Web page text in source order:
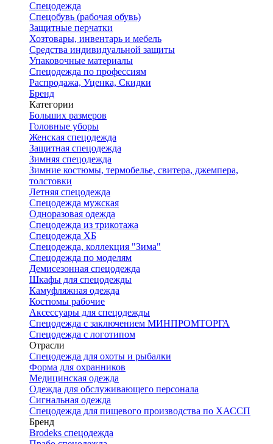
Спецодежда
Спецобувь (рабочая обувь)
Защитные перчатки
Хозтовары, инвентарь и мебель
Средства индивидуальной защиты
Упаковочные материалы
Спецодежда по профессиям
Распродажа, Уценка, Скидки
Бренд
Категории
Больших размеров
Головные уборы
Женская спецодежда
Защитная спецодежда
Зимняя спецодежда
Зимние костюмы, термобелье, свитера, джемпера,
толстовки
Летняя спецодежда
Спецодежда мужская
Одноразовая одежда
Спецодежда из трикотажа
Спецодежда ХБ
Спецодежда, коллекция "Зима"
Спецодежда по моделям
Демисезонная спецодежда
Шкафы для спецодежды
Камуфляжная одежда
Костюмы рабочие
Аксессуары для спецодежды
Спецодежда с заключением МИНПРОМТОРГА
Спецодежда с логотипом
Отрасли
Спецодежда для охоты и рыбалки
Форма для охранников
Медицинская одежда
Одежда для обслуживающего персонала
Сигнальная одежда
Спецодежда для пищевого производства по ХАССП
Бренд
Brodeks спецодежда